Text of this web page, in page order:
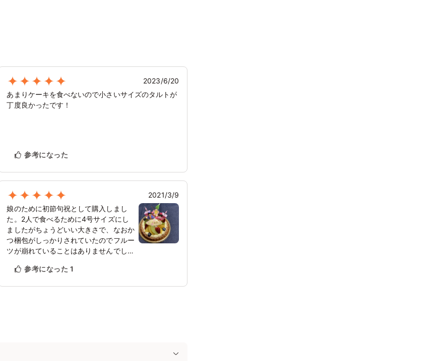
2023/6/20
あまりケーキを食べないので小さいサイズのタルトが
丁度良かったです！
参考になった
2021/3/9
娘のために初節句祝として購入しまし
た。2人で食べるために4号サイズにし
ましたがちょうどいい大きさで、なおか
つ梱包がしっかりされていたのでフルー
ツが崩れていることはありませんでし
ちょうど食べごろで味も美味しかったで
参考になった 1